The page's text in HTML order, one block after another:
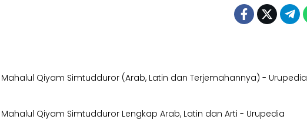
Mahalul Qiyam Simtudduror (Arab, Latin dan Terjemahannya) - Urupedia
Mahalul Qiyam Simtudduror Lengkap Arab, Latin dan Arti - Urupedia